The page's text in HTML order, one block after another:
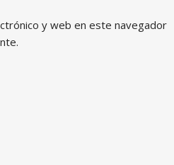
y web en este navegador